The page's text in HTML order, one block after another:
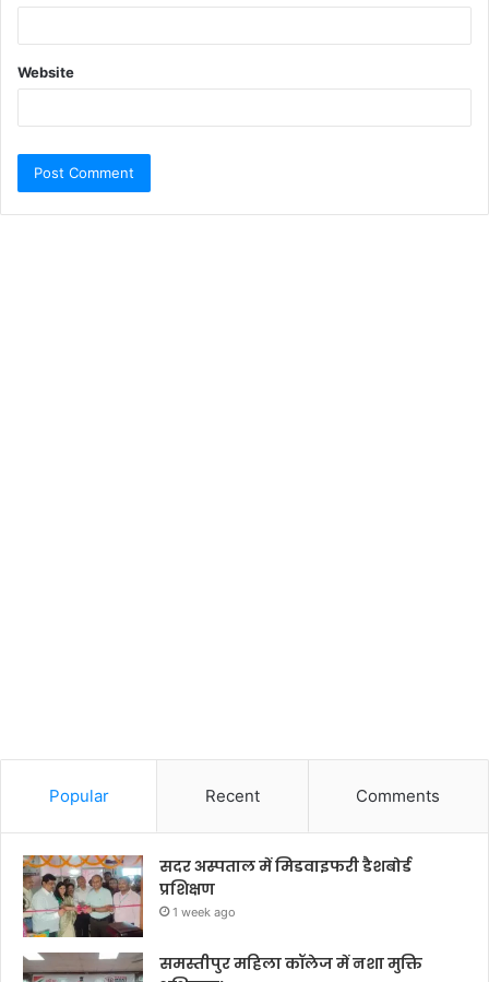
Website
Popular Recent Comments
सदर अस्पताल में मिडवाइफरी डैशबोर्ड
प्रशिक्षण
1 week ago
समस्तीपुर महिला कॉलेज में नशा मुक्ति